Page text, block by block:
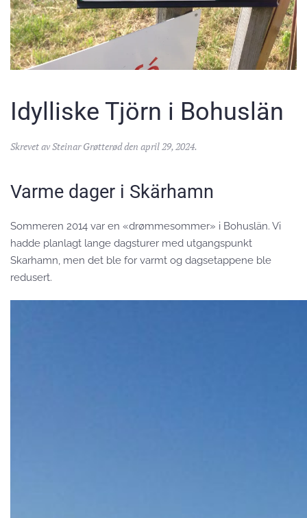
Idylliske Tjörn i Bohuslän
Skrevet avSteinar Grøtterødden april 29, 2024.
Varme dager i Skärhamn
Sommeren 2014 var en «drømmesommer» i Bohuslän. Vi
hadde planlagt lange dagsturer med utgangspunkt
Skarhamn, men det ble for varmt og dagsetappene ble
redusert.